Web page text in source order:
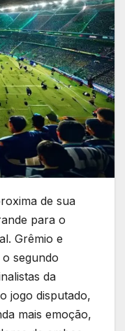
de sua
para o
Grêmio e
segundo
da
jogo disputado,
mais emoção,